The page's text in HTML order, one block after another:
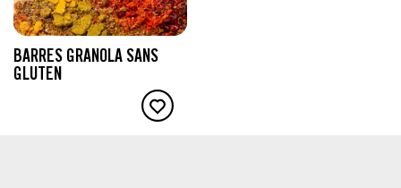
BARRES GRANOLA SANS
GLUTEN